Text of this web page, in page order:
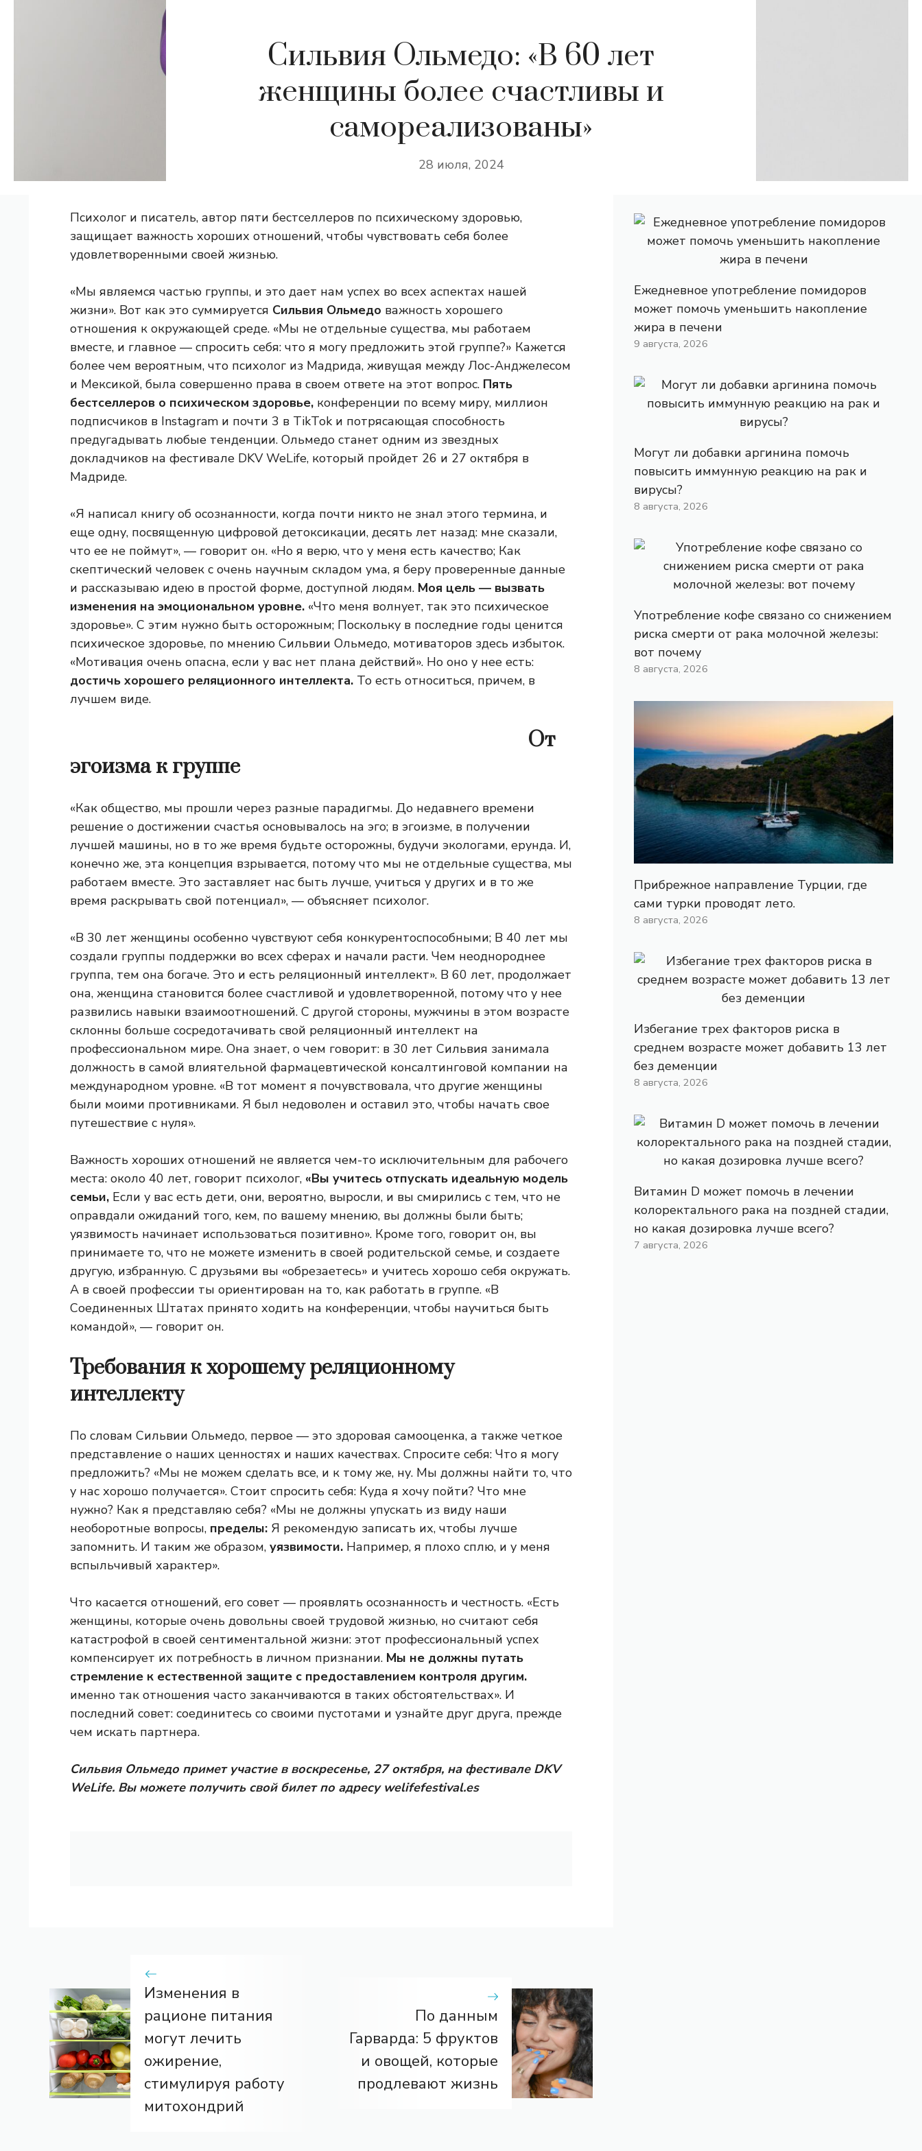
Сильвия Ольмедо: «В 60 лет
женщины более счастливы и
самореализованы»
28 июля, 2024
Психолог и писатель, автор пяти бестселлеров по психическому здоровью,
защищает важность хороших отношений, чтобы чувствовать себя более
удовлетворенными своей жизнью.
«Мы являемся частью группы, и это дает нам успех во всех аспектах нашей
жизни». Вот как это суммируется Сильвия Ольмедо важность хорошего
отношения к окружающей среде. «Мы не отдельные существа, мы работаем
вместе, и главное — спросить себя: что я могу предложить этой группе?» Кажется
более чем вероятным, что психолог из Мадрида, живущая между Лос-Анджелесом
и Мексикой, была совершенно права в своем ответе на этот вопрос. Пять
бестселлеров о психическом здоровье, конференции по всему миру, миллион
подписчиков в Instagram и почти 3 в TikTok и потрясающая способность
предугадывать любые тенденции. Ольмедо станет одним из звездных
докладчиков на фестивале DKV WeLife, который пройдет 26 и 27 октября в
Мадриде.
«Я написал книгу об осознанности, когда почти никто не знал этого термина, и
еще одну, посвященную цифровой детоксикации, десять лет назад: мне сказали,
что ее не поймут», — говорит он. «Но я верю, что у меня есть качество; Как
скептический человек с очень научным складом ума, я беру проверенные данные
и рассказываю идею в простой форме, доступной людям. Моя цель — вызвать
изменения на эмоциональном уровне. «Что меня волнует, так это психическое
здоровье». С этим нужно быть осторожным; Поскольку в последние годы ценится
психическое здоровье, по мнению Сильвии Ольмедо, мотиваторов здесь избыток.
«Мотивация очень опасна, если у вас нет плана действий». Но оно у нее есть:
достичь хорошего реляционного интеллекта. То есть относиться, причем, в
лучшем виде.
От
эгоизма к группе
«Как общество, мы прошли через разные парадигмы. До недавнего времени
решение о достижении счастья основывалось на эго; в эгоизме, в получении
лучшей машины, но в то же время будьте осторожны, будучи экологами, ерунда. И,
конечно же, эта концепция взрывается, потому что мы не отдельные существа, мы
работаем вместе. Это заставляет нас быть лучше, учиться у других и в то же
время раскрывать свой потенциал», — объясняет психолог.
«В 30 лет женщины особенно чувствуют себя конкурентоспособными; В 40 лет мы
создали группы поддержки во всех сферах и начали расти. Чем неоднороднее
группа, тем она богаче. Это и есть реляционный интеллект». В 60 лет, продолжает
она, женщина становится более счастливой и удовлетворенной, потому что у нее
развились навыки взаимоотношений. С другой стороны, мужчины в этом возрасте
склонны больше сосредотачивать свой реляционный интеллект на
профессиональном мире. Она знает, о чем говорит: в 30 лет Сильвия занимала
должность в самой влиятельной фармацевтической консалтинговой компании на
международном уровне. «В тот момент я почувствовала, что другие женщины
были моими противниками. Я был недоволен и оставил это, чтобы начать свое
путешествие с нуля».
Важность хороших отношений не является чем-то исключительным для рабочего
места: около 40 лет, говорит психолог, «Вы учитесь отпускать идеальную модель
семьи, Если у вас есть дети, они, вероятно, выросли, и вы смирились с тем, что не
оправдали ожиданий того, кем, по вашему мнению, вы должны были быть;
уязвимость начинает использоваться позитивно». Кроме того, говорит он, вы
принимаете то, что не можете изменить в своей родительской семье, и создаете
другую, избранную. С друзьями вы «обрезаетесь» и учитесь хорошо себя окружать.
А в своей профессии ты ориентирован на то, как работать в группе. «В
Соединенных Штатах принято ходить на конференции, чтобы научиться быть
командой», — говорит он.
Требования к хорошему реляционному
интеллекту
По словам Сильвии Ольмедо, первое — это здоровая самооценка, а также четкое
представление о наших ценностях и наших качествах. Спросите себя: Что я могу
предложить? «Мы не можем сделать все, и к тому же, ну. Мы должны найти то, что
у нас хорошо получается». Стоит спросить себя: Куда я хочу пойти? Что мне
нужно? Как я представляю себя? «Мы не должны упускать из виду наши
необоротные вопросы, пределы: Я рекомендую записать их, чтобы лучше
запомнить. И таким же образом, уязвимости. Например, я плохо сплю, и у меня
вспыльчивый характер».
Что касается отношений, его совет — проявлять осознанность и честность. «Есть
женщины, которые очень довольны своей трудовой жизнью, но считают себя
катастрофой в своей сентиментальной жизни: этот профессиональный успех
компенсирует их потребность в личном признании. Мы не должны путать
стремление к естественной защите с предоставлением контроля другим.
именно так отношения часто заканчиваются в таких обстоятельствах». И
последний совет: соединитесь со своими пустотами и узнайте друг друга, прежде
чем искать партнера.
Сильвия Ольмедо примет участие в воскресенье, 27 октября, на фестивале DKV
WeLife. Вы можете получить свой билет по адресу welifefestival.es
Изменения в
рационе питания
могут лечить
ожирение,
стимулируя работу
митохондрий
По данным
Гарварда: 5 фруктов
и овощей, которые
продлевают жизнь
Ежедневное употребление помидоров
может помочь уменьшить накопление
жира в печени
9 августа, 2026
Могут ли добавки аргинина помочь
повысить иммунную реакцию на рак и
вирусы?
8 августа, 2026
Употребление кофе связано со снижением
риска смерти от рака молочной железы:
вот почему
8 августа, 2026
Прибрежное направление Турции, где
сами турки проводят лето.
8 августа, 2026
Избегание трех факторов риска в
среднем возрасте может добавить 13 лет
без деменции
8 августа, 2026
Витамин D может помочь в лечении
колоректального рака на поздней стадии,
но какая дозировка лучше всего?
7 августа, 2026